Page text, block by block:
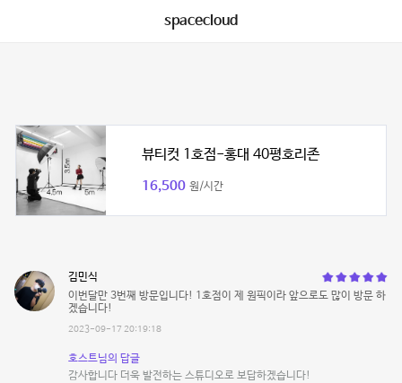
spacecloud
뷰티컷 1호점-홍대 40평호리존
16,500 원/시간
김민식
이번달만 3번째 방문입니다! 1호점이 제 원픽이라 앞으로도 많이 방문 하
겠습니다!
2023-09-17 20:19:18
호스트님의 답글
감사합니다 더욱 발전하는 스튜디오로 보답하겠습니다!